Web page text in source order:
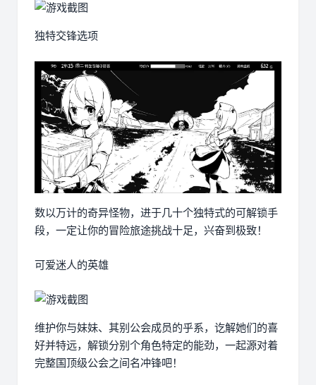
独特交锋选项
数以万计的奇异怪物，进于几十个独特式的可解锁手
段，一定让你的冒险旅途挑战十足，兴奋到极致！
可爱迷人的英雄
维护你与妹妹、其别公会成员的乎系，讫解她们的喜
好并特远，解锁分别个角色特定的能劲，一起源对着
完整国顶级公会之间名冲锋吧！